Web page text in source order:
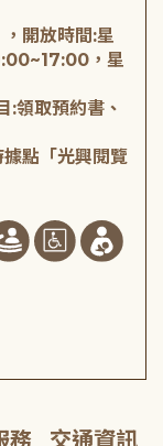
開放時間:星
，星
:領取預約書、
點「光興閱覽
務 交通資訊